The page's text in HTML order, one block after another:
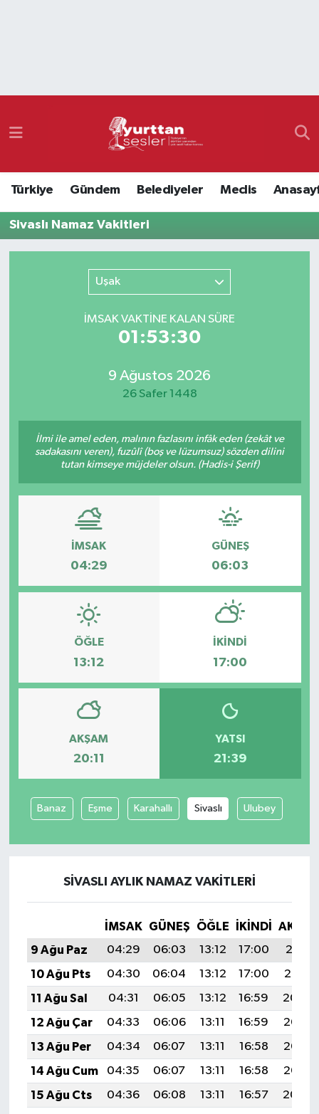
Türkiye Gündem Belediyeler Meclis
Sivaslı Namaz Vakitleri
Uşak
İMSAK VAKTİNE KALAN SÜRE
01:53:30
9 Ağustos 2026
26 Safer 1448
İlmi ile amel eden, malının fazlasını infâk eden (zekât ve
sadakasını veren), fuzûlî (boş ve lüzumsuz) sözden dilini
tutan kimseye müjdeler olsun. (Hadis-i Şerif)
İMSAK
04:29
GÜNEŞ
06:03
ÖĞLE
13:12
İKINDI
17:00
AKŞAM
20:11
YATSI
21:39
Banaz Eşme Karahallı Sivaslı Ulubey
SIVASLI AYLIK NAMAZ VAKITLERI
İMSAK GÜNEŞ ÖĞLE İKINDI
9 Ağu Paz
04:29 06:03 13:12 17:00
20:11
10 Ağu Pts
04:30 06:04 13:12 17:00
20:10
11 Ağu Sal
04:31 06:05 13:12 16:59
20:09
12 Ağu Çar
04:33 06:06 13:11 16:59
20:07
13 Ağu Per
04:34 06:07 13:11 16:58
20:06
14 Ağu Cum
04:35 06:07 13:11 16:58
20:05
15 Ağu Cts
04:36 06:08 13:11 16:57
20:04
Namaz Vakitleri
Süper Lig Puan Durumu ve Fikstür
Son Dakika Haberleri